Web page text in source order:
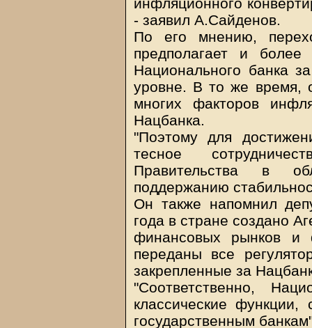
- заявил А.Сайденов.
По его мнению,
предполагает и более
Национального банка
уровне. В то же время,
многих факторов
Нацбанка.
"Поэтому для
тесное
Правительства в
поддержанию
Он также напомнил
года в стране создано
финансовых рынков и
переданы все
закрепленные за
"Соответственно,
классические
государственным